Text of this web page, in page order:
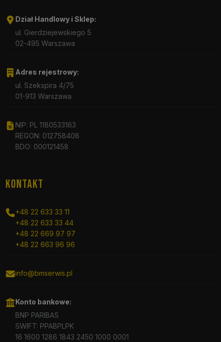
Dział Handlowy i Sklep:
ul. Gierdziejewskiego 5
02-495 Warszawa
Adres rejestrowy:
ul. Szekspira 4/75
01-913 Warszawa
NIP: PL 1180533163
REGON: 012758408
BDO: 000121458
KONTAKT
+48 22 633 33 11
+48 22 633 33 44
+48 22 669 97 97
+48 22 663 96 96
info@bmserwis.pl
Konto bankowe:
BNP PARIBAS
SWIFT: PPABPLPK
16 1600 1286 1843 2450 1000 0001